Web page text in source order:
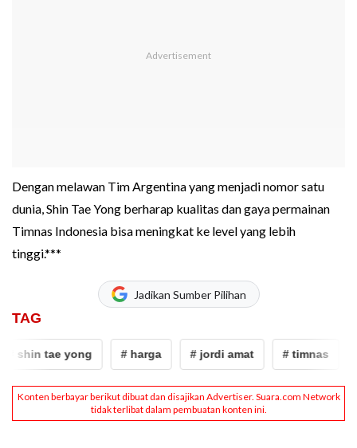
Dengan melawan Tim Argentina yang menjadi nomor satu
dunia, Shin Tae Yong berharap kualitas dan gaya permainan
Timnas Indonesia bisa meningkat ke level yang lebih
tinggi.***
Jadikan Sumber Pilihan
TAG
shin tae yong # harga # jordi amat # timnas